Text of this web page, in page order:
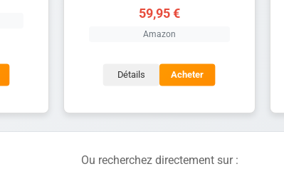
59,95 €
Amazon
Détails Acheter
Ou recherchez directement sur :